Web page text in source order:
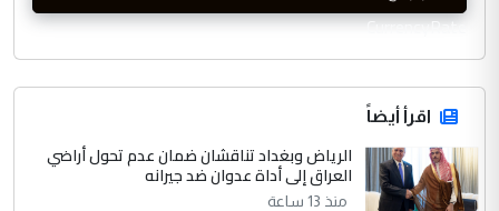
CurrencyRate
اقرأ أيضاً
الرياض وبغداد تناقشان ضمان عدم تحول أراضي
العراق إلى أداة عدوان ضد جيرانه
منذ 13 ساعة